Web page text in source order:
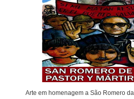
Arte em homenagem a São Romero